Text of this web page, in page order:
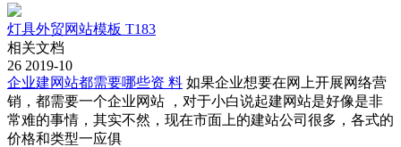
灯具外贸网站模板 T183
相关文档
26 2019-10
企业建网站都需要哪些资 料 如果企业想要在网上开展网络营
销，都需要一个企业网站 ，对于小白说起建网站是好像是非
常难的事情，其实不然，现在市面上的建站公司很多，各式的
价格和类型一应俱